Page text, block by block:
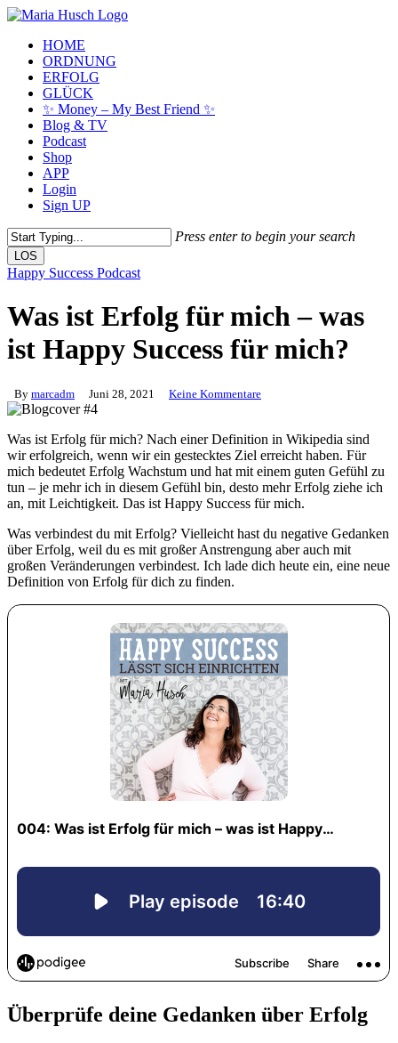
Skip
main
content
Menu
HOME
ORDNUNG
ERFOLG
GLÜCK
✨ Money – My Best Friend ✨
Blog & TV
Podcast
Shop
APP
Login
Sign UP
Press enter to begin your search
LOS
Close
Happy Success Podcast
Was ist Erfolg für mich – was
ist Happy Success für mich?
By marcadm Juni 28, 2021 Keine Kommentare
Was ist Erfolg für mich? Nach einer Definition in Wikipedia sind
wir erfolgreich, wenn wir ein gestecktes Ziel erreicht haben. Für
mich bedeutet Erfolg Wachstum und hat mit einem guten Gefühl zu
tun – je mehr ich in diesem Gefühl bin, desto mehr Erfolg ziehe ich
an, mit Leichtigkeit. Das ist Happy Success für mich.
Was verbindest du mit Erfolg? Vielleicht hast du negative Gedanken
über Erfolg, weil du es mit großer Anstrengung aber auch mit
großen Veränderungen verbindest. Ich lade dich heute ein, eine neue
Definition von Erfolg für dich zu finden.
Überprüfe deine Gedanken über Erfolg